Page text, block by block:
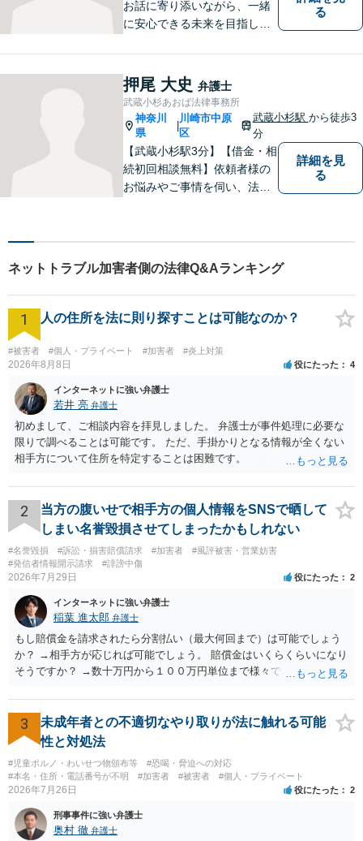
お話に寄り添いながら、一緒
に安心できる未来を目指しま
く、「その先の未来」も一緒
に考えてサポートいたしま
す。高齢者や障害のある方へ
のサポートの充実【武蔵溝ノ
口駅5分】【電話・メール・W
EB相談も対応】
る
押尾 大史 弁護士
武蔵小杉あおば法律事務所
神奈川
県
川崎市中原
区
武蔵小杉駅 から徒歩3
分
【武蔵小杉駅3分】【借金・相
続初回相談無料】依頼者様の
お悩みやご事情を伺い、法的
なんでも気軽に相談できる
弁護士でありたいと思ってお
ります。【電話相談可】
詳細を見
る
ネットトラブル加害者側の法律Q&Aランキング
1 人の住所を法に則り探すことは可能なのか？
#被害者 #個人・プライベート #加害者 #炎上対策
2026年8月8日 役にたった 4
インターネットに強い弁護士
若井 亮 弁護士
初めまして、ご相談内容を拝見しました。 弁護士が事件処理に必要な
限りで調べることは可能です。 ただ、手掛かりとなる情報が全くない
相手方について住所を特定することは困難です。
2
当方の腹いせで相手方の個人情報をSNSで晒して
しまい名誉毀損させてしまったかもしれない
#名誉毀損 #訴訟・損害賠償請求 #加害者
#風評被害・営業妨害
#発信者情報開示請求
#誹謗中傷
2026年7月29日 役にたった 2
インターネットに強い弁護士
稲葉 進太郎 弁護士
もし賠償金を請求されたら分割払い（最大何回まで）は可能でしょう
か？ →相手方が応じれば可能でしょう。 賠償金はいくらくらいになり
そうですか？ →数十万円から１００万円単位まで様々であり、不明で
渉が行われ、双方合意に至れば支払が開始され、決裂して相手方が訴
訟提起を選択すれば訴訟の中で解決がなされる流れが通常です。
3
未成年者との不適切なやり取りが法に触れる可能
性と対処法
#児童ポルノ・わいせつ物頒布等
#恐喝・脅迫への対応
#本名・住所・電話番号が不明
#加害者 #被害者 #個人・プライベート
2026年7月26日 役にたった 2
刑事事件に強い弁護士
奥村 徹 弁護士